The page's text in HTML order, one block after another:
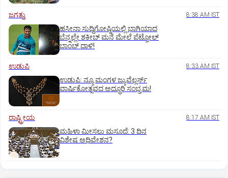
ಜಗತ್ತು 8:38 AM IST
ಹಸೀನಾ ಸುದ್ದಿಗೋಷ್ಠಿಯಲ್ಲಿ ಭಾಗಿಯಾದ
ಬೆನ್ನಲ್ಲೇ ಶಕೀಬ್ ಮನೆ ಮೇಲೆ ಪೆಟ್ರೋಲ್
ಬಾಂಬ್ ದಾಳಿ!
ಉಡುಪಿ 8:33 AM IST
ಉಡುಪಿ: ನ್ಯೂ ಮಂಗಳ ಜ್ಯುವೆಲ್ಲರ್ಸ್
ವಾರ್ಷಿಕೋತ್ಸವದ ಅದ್ಧೂರಿ ಸಂಭ್ರಮ!
ರಾಷ್ಟ್ರೀಯ 8:17 AM IST
ಮಹಿಳಾ ಮೀಸಲು ಮಸೂದೆ: 3 ದಿನ
ವಿಶೇಷ ಅಧಿವೇಶನ?